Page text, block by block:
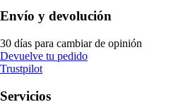
Envío y devolución
30 días para cambiar de opinión
Devuelve tu pedido
Trustpilot
Servicios